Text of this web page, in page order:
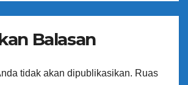
Balasan
tidak akan dipublikasikan. Ruas